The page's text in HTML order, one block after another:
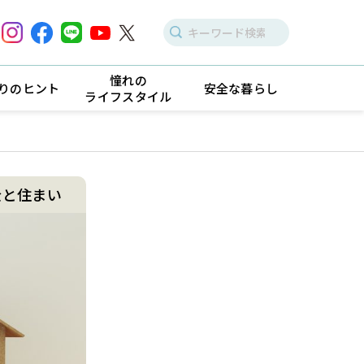
のヒント
憧れの
ライフスタイル
安全な暮らし
住まい